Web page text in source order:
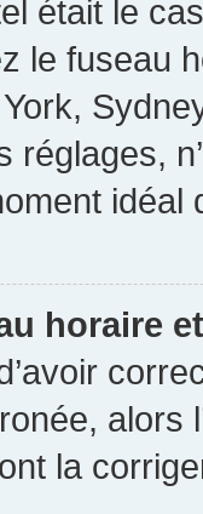
était le
le fuseau
réglages,
idéal
horaire
alors
la